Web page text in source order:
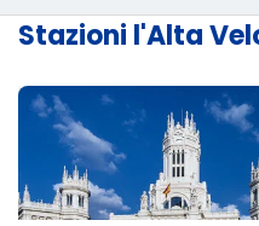
Stazioni l'Alta